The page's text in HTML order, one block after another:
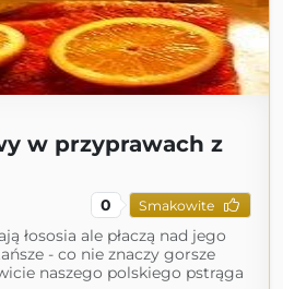
w przyprawach z
0 Smakowite
łososia ale płaczą nad jego
- co nie znaczy gorsze
naszego polskiego pstrąga